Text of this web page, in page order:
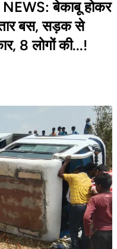
NEWS: बेकाबू होकर
बस, सड़क से
8 लोगों की...!